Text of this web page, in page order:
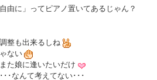
由に」ってピアノ置いてあるじゃん？
整も出来るしね
ない
た娘に逢いたいだけ
･なんて考えてない･･･